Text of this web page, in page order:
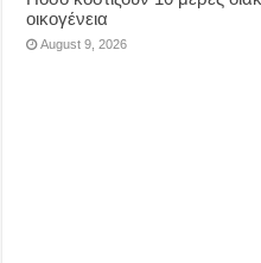
οικογένεια
August 9, 2026